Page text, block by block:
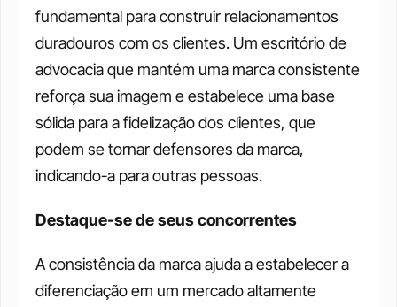
fundamental para construir relacionamentos
duradouros com os clientes. Um escritório de
advocacia que mantém uma marca consistente
reforça sua imagem e estabelece uma base
sólida para a fidelização dos clientes, que
podem se tornar defensores da marca,
indicando-a para outras pessoas.
Destaque-se de seus concorrentes
A consistência da marca ajuda a estabelecer a
diferenciação em um mercado altamente